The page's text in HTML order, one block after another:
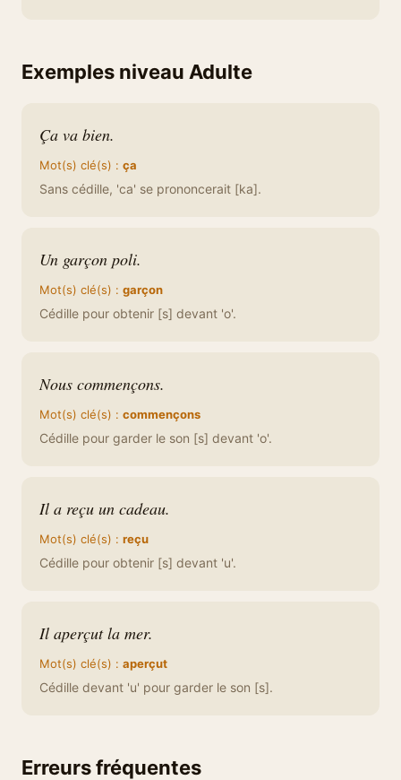
Exemples niveau Adulte
Ça va bien.
Mot(s) clé(s) : ça
Sans cédille, 'ca' se prononcerait [ka].
Un garçon poli.
Mot(s) clé(s) : garçon
Cédille pour obtenir [s] devant 'o'.
Nous commençons.
Mot(s) clé(s) : commençons
Cédille pour garder le son [s] devant 'o'.
Il a reçu un cadeau.
Mot(s) clé(s) : reçu
Cédille pour obtenir [s] devant 'u'.
Il aperçut la mer.
Mot(s) clé(s) : aperçut
Cédille devant 'u' pour garder le son [s].
Erreurs fréquentes